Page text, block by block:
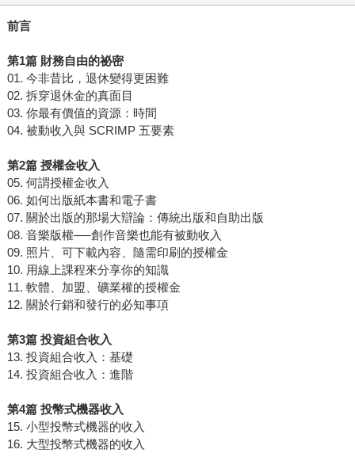
前言
第1篇 財務自由的祕密
01. 今非昔比，退休變得更困難
02. 拆穿退休金的真面目
03. 你最有價值的資源：時間
04. 被動收入與 SCRIMP 五要素
第2篇 授權金收入
05. 何謂授權金收入
06. 如何出版紙本書和電子書
07. 關於出版的那場大辯論：傳統出版和自助出版
08. 音樂版權──創作音樂也能有被動收入
09. 照片、可下載內容、隨需印刷的授權金
10. 用線上課程來分享你的知識
11. 軟體、加盟、礦業權的授權金
12. 關於行銷和發行的必知事項
第3篇 投資組合收入
13. 投資組合收入：基礎
14. 投資組合收入：進階
第4篇 投幣式機器收入
15. 小型投幣式機器的收入
16. 大型投幣式機器的收入